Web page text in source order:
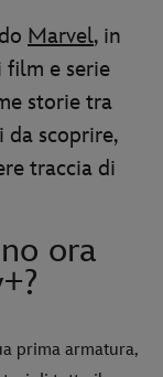
Marvel, in
e serie
storie tra
da scoprire,
traccia di
ora
prima armatura,